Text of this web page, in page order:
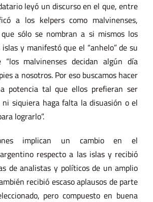
leyó un discurso en el que, entre
a los kelpers como malvinenses,
sólo se nombran a si mismos los
y manifestó que el “anhelo” de su
“los malvinenses decidan algún día
a nosotros. Por eso buscamos hacer
potencia tal que ellos prefieran ser
siquiera haga falta la disuasión o el
lograrlo”.
implican un cambio en el
respecto a las islas y recibió
de analistas y políticos de un amplio
recibió escaso aplausos de parte
pero compuesto en buena